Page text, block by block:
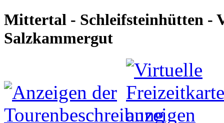
Mittertal - Schleifsteinhütten -
Salzkammergut